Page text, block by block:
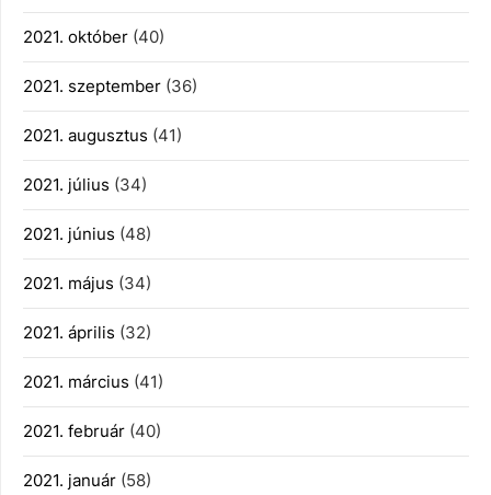
2021. október (40)
2021. szeptember (36)
2021. augusztus (41)
2021. július (34)
2021. június (48)
2021. május (34)
2021. április (32)
2021. március (41)
2021. február (40)
2021. január (58)